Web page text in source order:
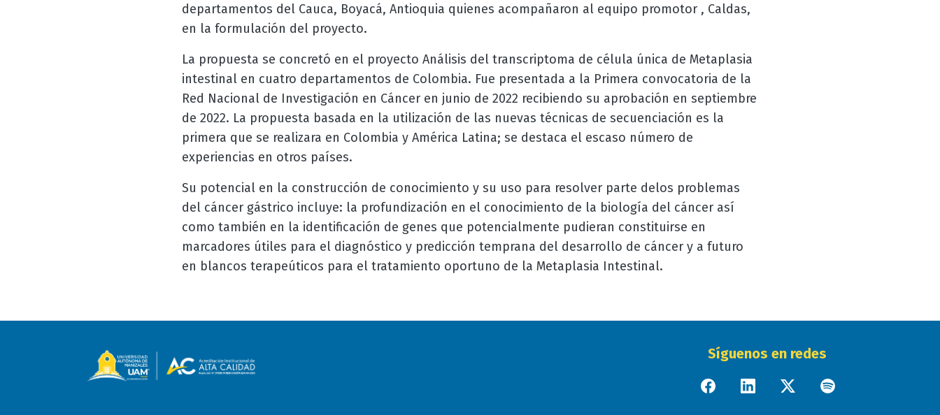
departamentos del Cauca, Boyacá, Antioquia quienes acompañaron al equipo promotor , Caldas,
en la formulación del proyecto.
La propuesta se concretó en el proyecto Análisis del transcriptoma de célula única de Metaplasia
intestinal en cuatro departamentos de Colombia. Fue presentada a la Primera convocatoria de la
Red Nacional de Investigación en Cáncer en junio de 2022 recibiendo su aprobación en septiembre
de 2022. La propuesta basada en la utilización de las nuevas técnicas de secuenciación es la
primera que se realizara en Colombia y América Latina; se destaca el escaso número de
experiencias en otros países.
Su potencial en la construcción de conocimiento y su uso para resolver parte delos problemas
del cáncer gástrico incluye: la profundización en el conocimiento de la biología del cáncer así
como también en la identificación de genes que potencialmente pudieran constituirse en
marcadores útiles para el diagnóstico y predicción temprana del desarrollo de cáncer y a futuro
en blancos terapeúticos para el tratamiento oportuno de la Metaplasia Intestinal.
Síguenos en redes